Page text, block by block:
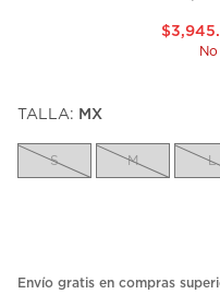
TALLA: MX
S M L
Envío gratis en compras